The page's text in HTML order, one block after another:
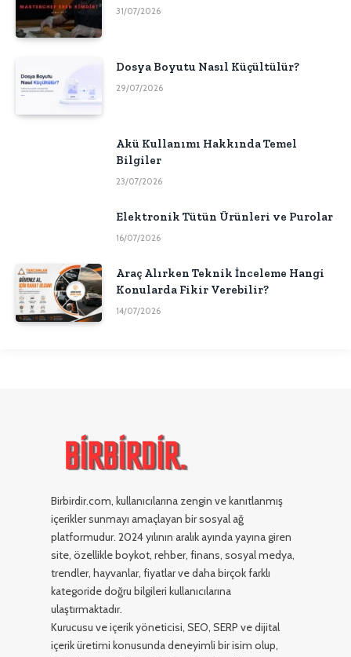
31/07/2026
Dosya Boyutu Nasıl Küçültülür?
29/07/2026
Akü Kullanımı Hakkında Temel
Bilgiler
23/07/2026
Elektronik Tütün Ürünleri ve Purolar
16/07/2026
Araç Alırken Teknik İnceleme Hangi
Konularda Fikir Verebilir?
14/07/2026
Birbirdir.com, kullanıcılarına zengin ve kanıtlanmış
içerikler sunmayı amaçlayan bir sosyal ağ
platformudur. 2024 yılının aralık ayında yayına giren
site, özellikle boykot, rehber, finans, sosyal medya,
trendler, hayvanlar, fiyatlar ve daha birçok farklı
kategoride doğru bilgileri kullanıcılarına
ulaştırmaktadır.
Kurucusu ve içerik yöneticisi, SEO, SERP ve dijital
içerik üretimi konusunda deneyimli bir isim olup,